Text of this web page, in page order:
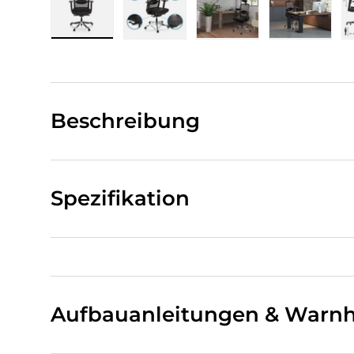
Beschreibung
Spezifikation
Aufbauanleitungen &